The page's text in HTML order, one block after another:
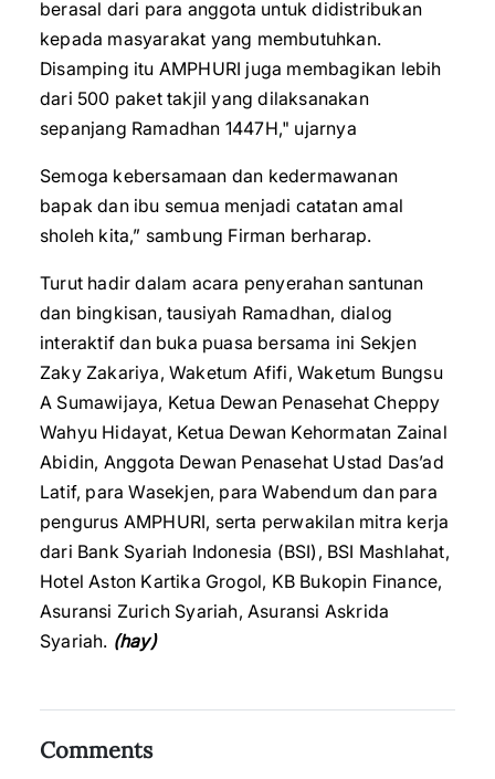
berasal dari para anggota untuk didistribukan
kepada masyarakat yang membutuhkan.
Disamping itu AMPHURI juga membagikan lebih
dari 500 paket takjil yang dilaksanakan
sepanjang Ramadhan 1447H," ujarnya
Semoga kebersamaan dan kedermawanan
bapak dan ibu semua menjadi catatan amal
sholeh kita,” sambung Firman berharap.
Turut hadir dalam acara penyerahan santunan
dan bingkisan, tausiyah Ramadhan, dialog
interaktif dan buka puasa bersama ini Sekjen
Zaky Zakariya, Waketum Afifi, Waketum Bungsu
A Sumawijaya, Ketua Dewan Penasehat Cheppy
Wahyu Hidayat, Ketua Dewan Kehormatan Zainal
Abidin, Anggota Dewan Penasehat Ustad Das’ad
Latif, para Wasekjen, para Wabendum dan para
pengurus AMPHURI, serta perwakilan mitra kerja
dari Bank Syariah Indonesia (BSI), BSI Mashlahat,
Hotel Aston Kartika Grogol, KB Bukopin Finance,
Asuransi Zurich Syariah, Asuransi Askrida
Syariah. (hay)
Comments